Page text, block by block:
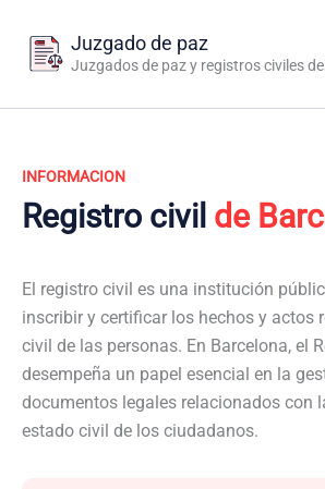
contenido
Juzgado de paz
Juzgados de paz y registros civiles
INFORMACION
Registro civil de
El registro civil es una institución
inscribir y certificar los hechos y actos
civil de las personas. En Barcelona, el
desempeña un papel esencial en la
documentos legales relacionados con
estado civil de los ciudadanos.